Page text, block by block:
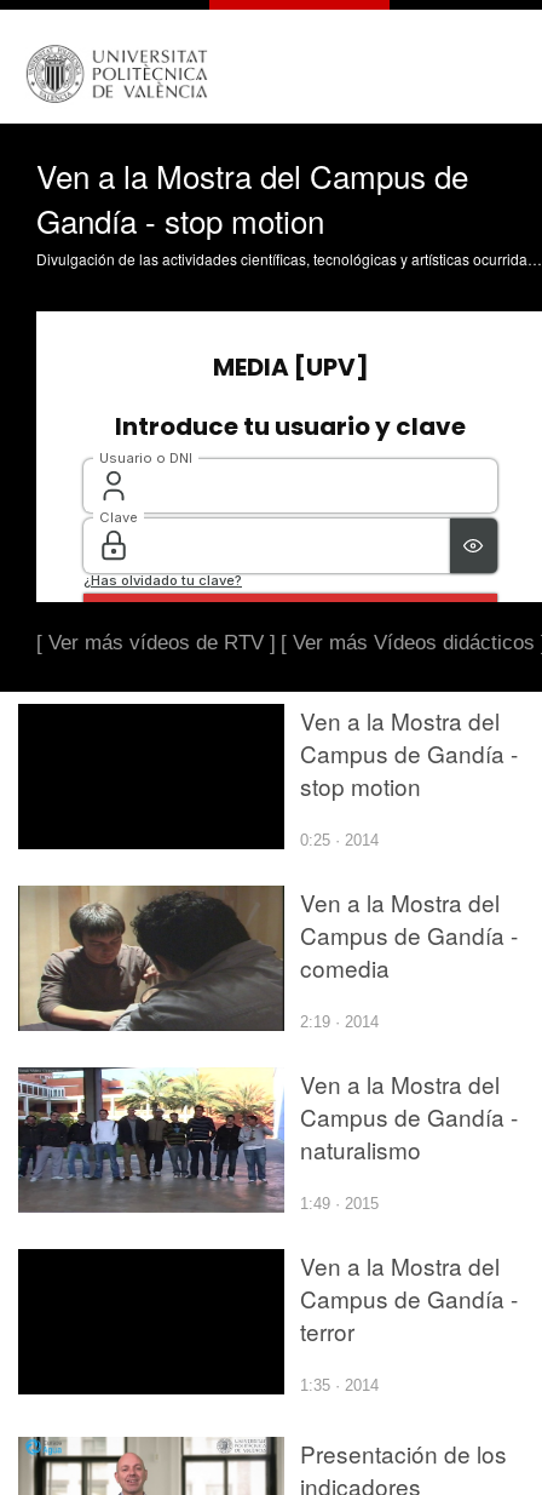
Ven a la Mostra del Campus de
Gandía - stop motion
Divulgación de las actividades científicas, tecnológicas y artísticas ocurridas en los tres campus de la UPV
[ Ver más vídeos de RTV ] [ Ver más Vídeos didácticos
Ven a la Mostra del
Campus de Gandía -
stop motion
0:25 · 2014
Ven a la Mostra del
Campus de Gandía -
comedia
2:19 · 2014
Ven a la Mostra del
Campus de Gandía -
naturalismo
1:49 · 2015
Ven a la Mostra del
Campus de Gandía -
terror
1:35 · 2014
Presentación de los
indicadores